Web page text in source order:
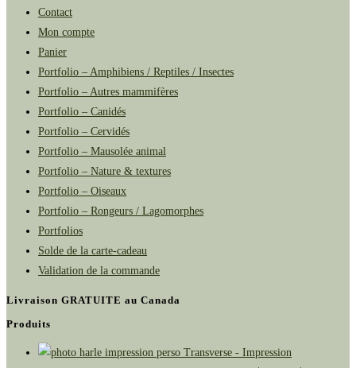
Contact
Mon compte
Panier
Portfolio – Amphibiens / Reptiles / Insectes
Portfolio – Autres mammifères
Portfolio – Canidés
Portfolio – Cervidés
Portfolio – Mausolée animal
Portfolio – Nature & textures
Portfolio – Oiseaux
Portfolio – Rongeurs / Lagomorphes
Portfolios
Solde de la carte-cadeau
Validation de la commande
Livraison GRATUITE au Canada
Produits
Transverse - Impression